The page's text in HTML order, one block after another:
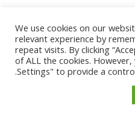
We use cookies on our
relevant experience by
repeat visits. By clicking
of ALL the cookies.
Settings" to provide a